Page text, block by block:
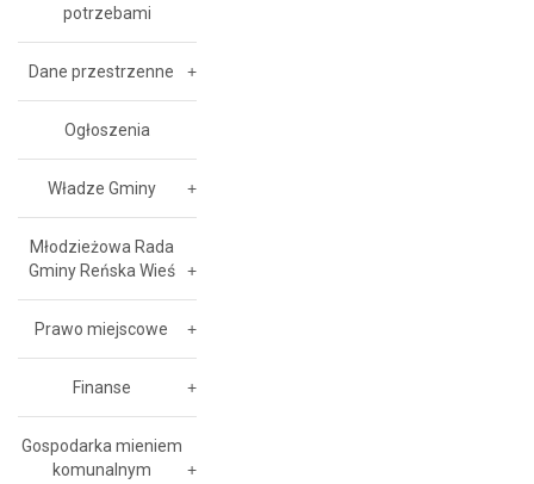
potrzebami
Dane przestrzenne
Ogłoszenia
Władze Gminy
Młodzieżowa Rada
Gminy Reńska Wieś
Prawo miejscowe
Finanse
Gospodarka mieniem
komunalnym